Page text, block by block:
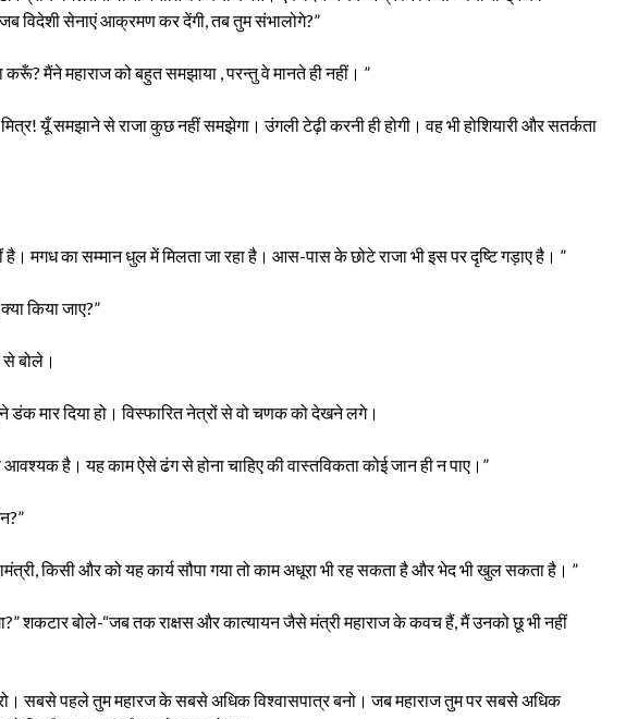
जब विदेशी सेनाएं आक्रमण कर देंगी, तब तुम संभालोगे?”
करूँ? मैंने महाराज को बहुत समझाया , परन्तु वे मानते ही नहीं। ”
यूँ समझाने से राजा कुछ नहीं समझेगा। उंगली टेढ़ी करनी ही होगी। वह भी होशियारी और सतर्कता
है। मगध का सम्मान धुल में मिलता जा रहा है। आस-पास के छोटे राजा भी इस पर दृष्टि गड़ाए है। ”
किया जाए?”
से बोले।
मार दिया हो। विस्फारित नेत्रों से वो चणक को देखने लगे।
है। यह काम ऐसे ढंग से होना चाहिए की वास्तविकता कोई जान ही न पाए।”
किसी और को यह कार्य सौपा गया तो काम अधूरा भी रह सकता है और भेद भी खुल सकता है। ”
शकटार बोले-“जब तक राक्षस और कात्यायन जैसे मंत्री महाराज के कवच हैं, मैं उनको छू भी नहीं
सबसे पहले तुम महारज के सबसे अधिक विश्वासपात्र बनो। जब महाराज तुम पर सबसे अधिक